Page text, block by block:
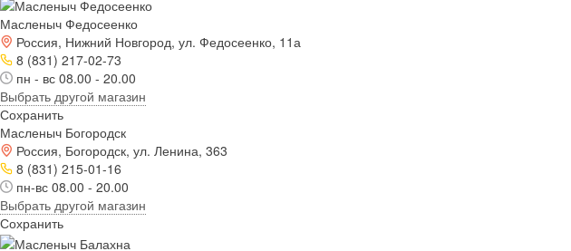
Масленыч Федосеенко
Россия, Нижний Новгород, ул. Федосеенко, 11а
8 (831) 217-02-73
пн - вс 08.00 - 20.00
Выбрать другой магазин
Сохранить
Масленыч Богородск
Россия, Богородск, ул. Ленина, 363
8 (831) 215-01-16
пн-вс 08.00 - 20.00
Выбрать другой магазин
Сохранить